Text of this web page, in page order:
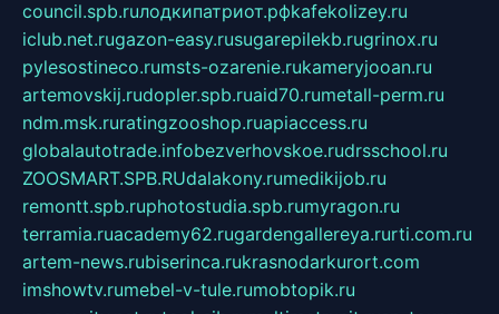
council.spb.ruлодкипатриот.рфkafekolizey.ru
iclub.net.rugazon-easy.rusugarepilekb.rugrinox.ru
pylesostineco.rumsts-ozarenie.rukameryjooan.ru
artemovskij.rudopler.spb.ruaid70.rumetall-perm.ru
ndm.msk.ruratingzooshop.ruapiaccess.ru
globalautotrade.infobezverhovskoe.rudrsschool.ru
ZOOSMART.SPB.RUdalakony.rumedikijob.ru
remontt.spb.ruphotostudia.spb.rumyragon.ru
terramia.ruacademy62.rugardengallereya.rurti.com.ru
artem-news.rubiserinca.rukrasnodarkurort.com
imshowtv.rumebel-v-tule.rumobtopik.ru